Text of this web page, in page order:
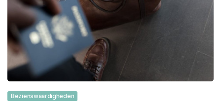
Bezienswaardigheden